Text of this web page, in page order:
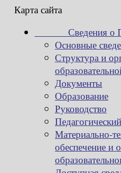
Карта сайта
Сведения
Основные
Структура и
Документы
Образование
Руководство
Материально-
обеспечение и